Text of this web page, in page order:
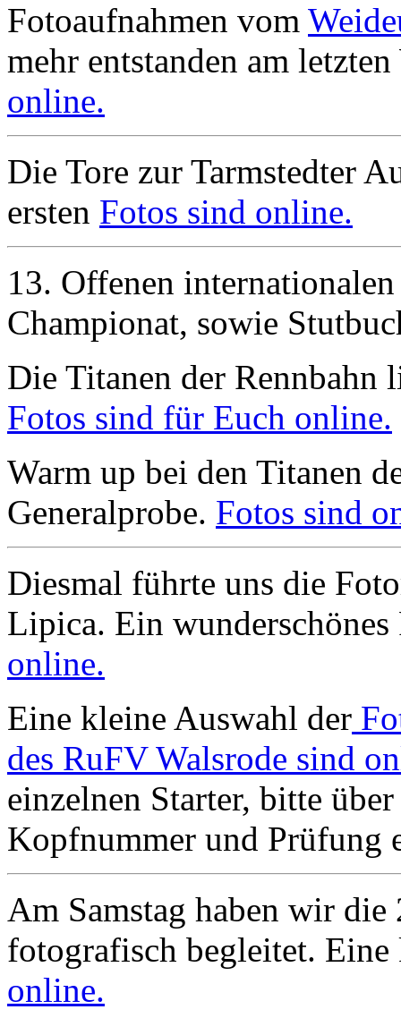
Fotoaufnahmen vom
mehr entstanden am
online.
Die Tore zur Tarmstedter
ersten Fotos sind online.
13. Offenen
Championat, sowie
Die Titanen der Rennbahn
Fotos sind für Euch online.
Warm up bei den Titanen
Generalprobe. Fotos sind
Diesmal führte uns die
Lipica. Ein
online.
Eine kleine Auswahl der
des RuFV Walsrode sind
einzelnen Starter, bitte
Kopfnummer und Prüfung
Am Samstag haben wir die
fotografisch begleitet.
online.